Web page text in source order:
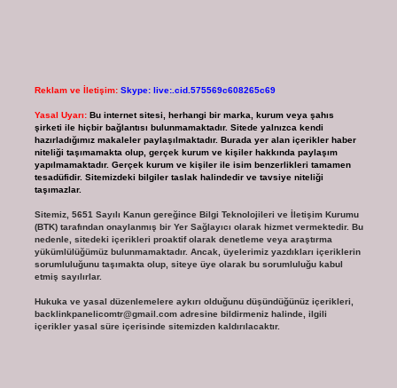
Reklam ve İletişim: Skype: live:.cid.575569c608265c69
Yasal Uyarı: Bu internet sitesi, herhangi bir marka, kurum veya şahıs
şirketi ile hiçbir bağlantısı bulunmamaktadır. Sitede yalnızca kendi
hazırladığımız makaleler paylaşılmaktadır. Burada yer alan içerikler haber
niteliği taşımamakta olup, gerçek kurum ve kişiler hakkında paylaşım
yapılmamaktadır. Gerçek kurum ve kişiler ile isim benzerlikleri tamamen
tesadüfidir. Sitemizdeki bilgiler taslak halindedir ve tavsiye niteliği
taşımazlar.
Sitemiz, 5651 Sayılı Kanun gereğince Bilgi Teknolojileri ve İletişim Kurumu
(BTK) tarafından onaylanmış bir Yer Sağlayıcı olarak hizmet vermektedir. Bu
nedenle, sitedeki içerikleri proaktif olarak denetleme veya araştırma
yükümlülüğümüz bulunmamaktadır. Ancak, üyelerimiz yazdıkları içeriklerin
sorumluluğunu taşımakta olup, siteye üye olarak bu sorumluluğu kabul
etmiş sayılırlar.
Hukuka ve yasal düzenlemelere aykırı olduğunu düşündüğünüz içerikleri,
backlinkpanelicomtr@gmail.comadresine bildirmeniz halinde, ilgili
içerikler yasal süre içerisinde sitemizden kaldırılacaktır.